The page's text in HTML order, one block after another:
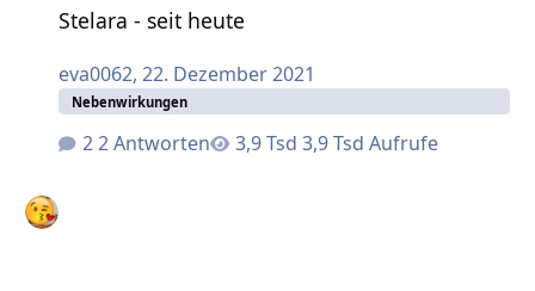
Stelara - seit heute
eva0062, 22. Dezember 2021
Nebenwirkungen
2 Antworten 3,9 Tsd Aufrufe